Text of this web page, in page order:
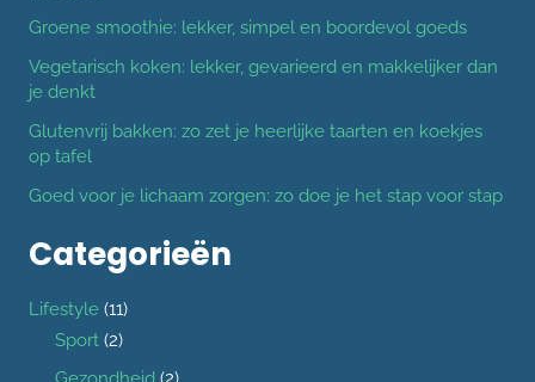
Groene smoothie: lekker, simpel en boordevol goeds
Vegetarisch koken: lekker, gevarieerd en makkelijker dan
je denkt
Glutenvrij bakken: zo zet je heerlijke taarten en koekjes
op tafel
Goed voor je lichaam zorgen: zo doe je het stap voor stap
Categorieën
Lifestyle(11)
Sport(2)
Gezondheid (2)